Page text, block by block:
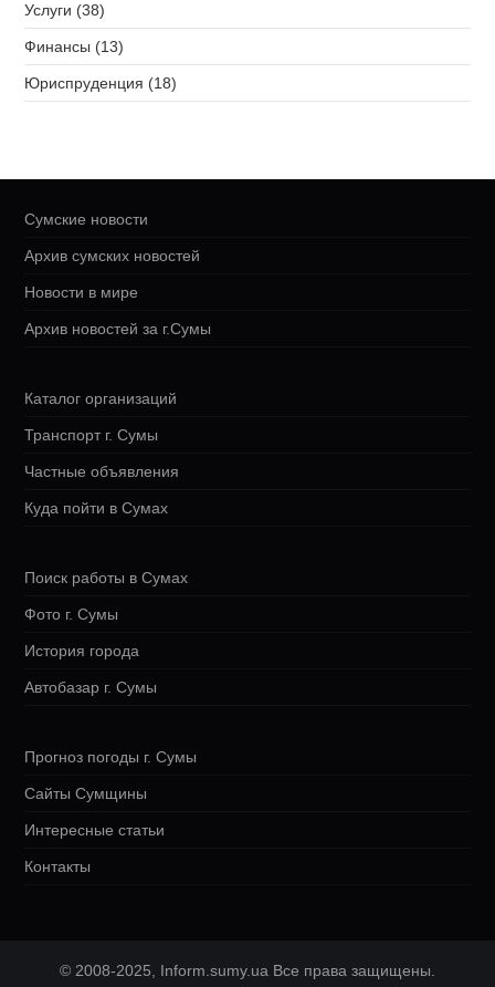
Услуги (38)
Финансы (13)
Юриспруденция (18)
Сумские новости
Архив сумских новостей
Новости в мире
Архив новостей за г.Сумы
Каталог организаций
Транспорт г. Сумы
Частные объявления
Куда пойти в Сумах
Поиск работы в Сумах
Фото г. Сумы
История города
Автобазар г. Сумы
Прогноз погоды г. Сумы
Сайты Сумщины
Интересные статьи
Контакты
© 2008-2025, Inform.sumy.ua Все права защищены.